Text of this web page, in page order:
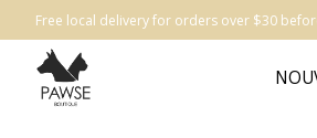
Free local delivery for orders over $30